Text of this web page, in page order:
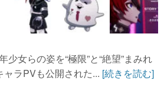
女らの姿を“極限”と“絶望”まみれ
ラPVも公開された... [続きを読む]